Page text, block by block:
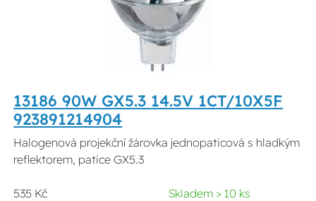
13186 90W GX5.3 14.5V 1CT/10X5F
923891214904
Halogenová projekční žárovka jednopaticová s hladkým
reflektorem, patice GX5.3
535 Kč
Skladem > 10 ks